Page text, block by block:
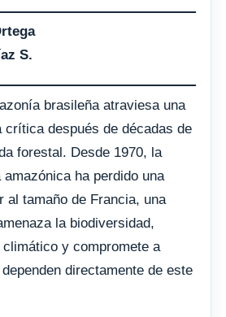
S.
brasileña atraviesa una
crítica después de décadas de
forestal. Desde 1970, la
amazónica ha perdido una
al tamaño de Francia, una
la biodiversidad,
y compromete a
directamente de este